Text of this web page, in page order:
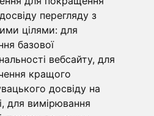
перегляду з
цілями: для
базової
вебсайту, для
кращого
досвіду на
, для вимірювання
Команда
Перша команда
U19